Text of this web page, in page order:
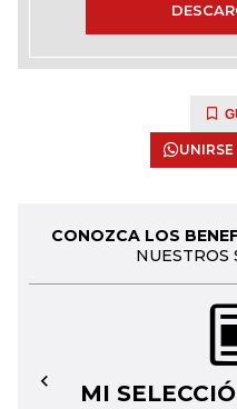
CONOZCA LOS
NUESTROS
MI
←